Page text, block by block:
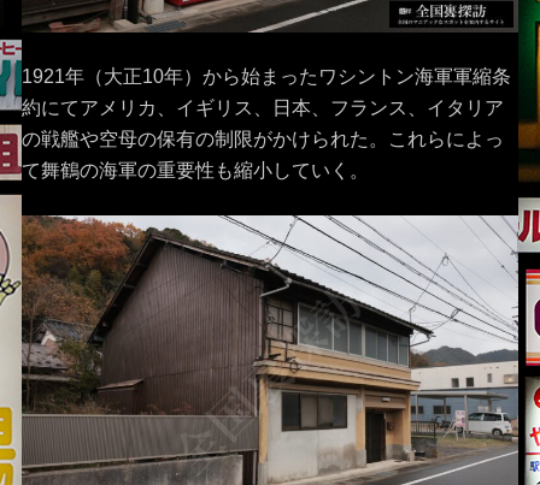
1921年（大正10年）から始まったワシントン海軍軍縮条
約にてアメリカ、イギリス、日本、フランス、イタリア
の戦艦や空母の保有の制限がかけられた。これらによっ
て舞鶴の海軍の重要性も縮小していく。